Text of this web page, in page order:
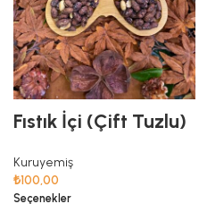
Fıstık İçi (Çift Tuzlu)
Kuruyemiş
₺100,00
Seçenekler